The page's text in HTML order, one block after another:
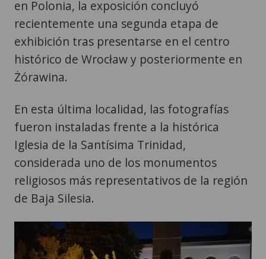
en Polonia, la exposición concluyó
recientemente una segunda etapa de
exhibición tras presentarse en el centro
histórico de Wrocław y posteriormente en
Żórawina.
En esta última localidad, las fotografías
fueron instaladas frente a la histórica
Iglesia de la Santísima Trinidad,
considerada uno de los monumentos
religiosos más representativos de la región
de Baja Silesia.